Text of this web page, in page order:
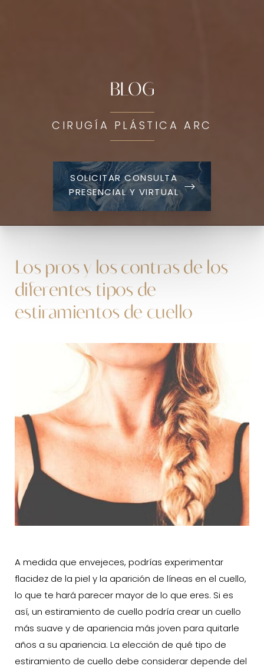
BLOG
CIRUGÍA PLÁSTICA ARC
SOLICITAR CONSULTA
PRESENCIAL Y VIRTUAL
Los pros y los contras de los
diferentes tipos de
estiramientos de cuello
A medida que envejeces, podrías experimentar
flacidez de la piel y la aparición de líneas en el cuello,
lo que te hará parecer mayor de lo que eres. Si es
así, un estiramiento de cuello podría crear un cuello
más suave y de apariencia más joven para quitarle
años a su apariencia. La elección de qué tipo de
estiramiento de cuello debe considerar depende del